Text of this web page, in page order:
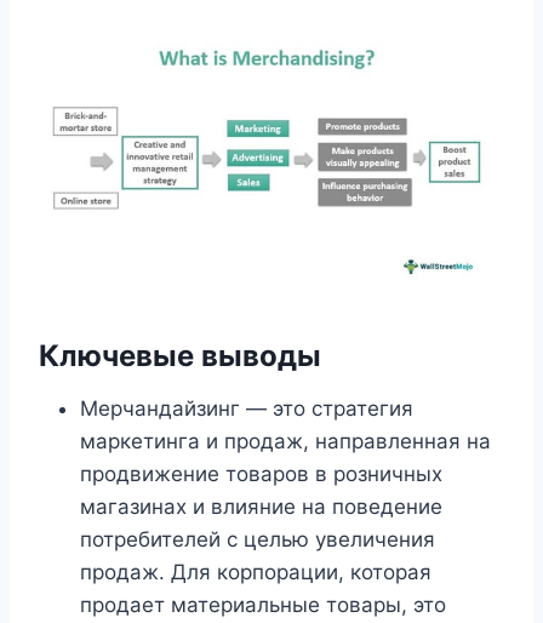
Ключевые выводы
Мерчандайзинг — это стратегия
маркетинга и продаж, направленная на
продвижение товаров в розничных
магазинах и влияние на поведение
потребителей с целью увеличения
продаж. Для корпорации, которая
продает материальные товары, это